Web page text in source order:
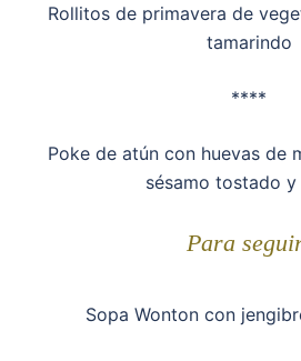
Rollitos de primavera de
tamarindo
****
Poke de atún con huevas de
sésamo tostado y
Para
Sopa Wonton con